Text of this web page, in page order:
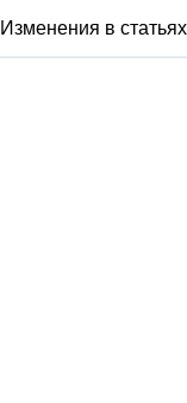
Изменения в